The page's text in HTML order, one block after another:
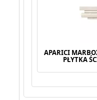
APARICI
PŁYTKA